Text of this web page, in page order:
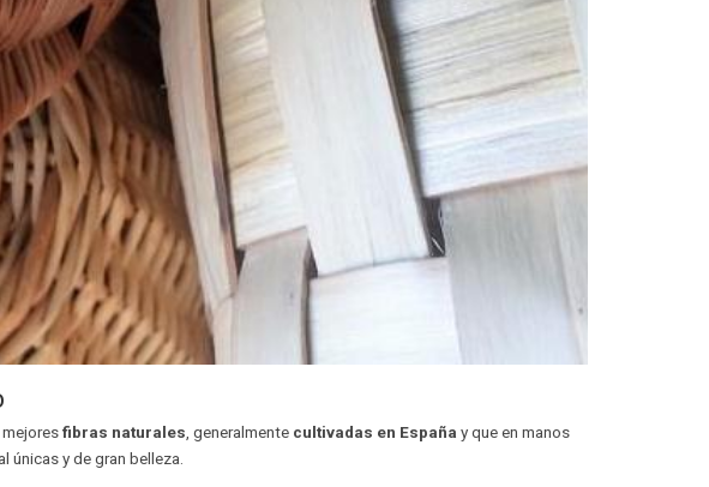
fibras naturales, generalmente cultivadas en España y que en manos
únicas y de gran belleza.